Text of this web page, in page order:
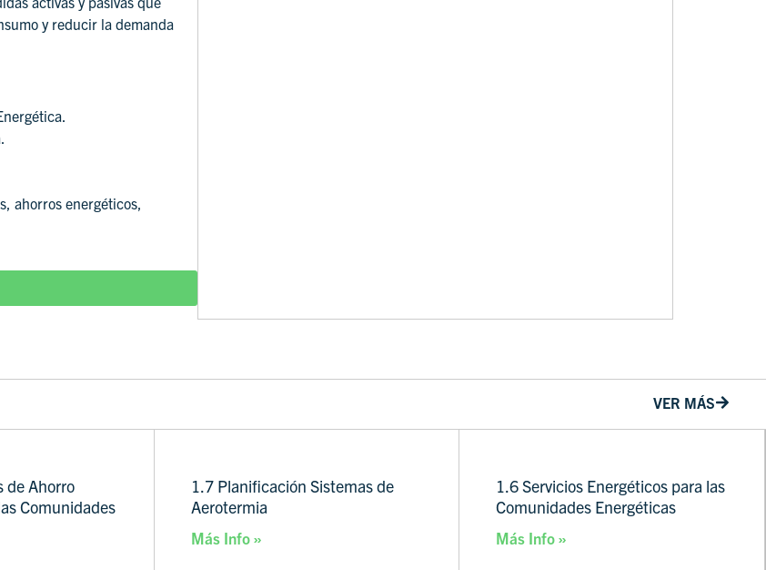
y reducir la demanda
ahorros energéticos,
VER MÁS
de Ahorro
Comunidades
1.7 Planificación Sistemas de
Aerotermia
Más Info »
1.6 Servicios Energéticos para las
Comunidades Energéticas
Más Info »